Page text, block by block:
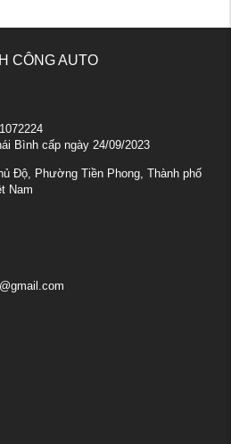
CÔNG AUTO
Bình cấp ngày 24/09/2023
Độ, Phường Tiền Phong, Thành phố
Nam